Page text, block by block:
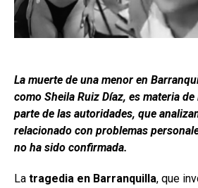
La muerte de una menor en
como Sheila Ruiz Díaz, es materia
parte de las autoridades, que
relacionado con problemas
no ha sido confirmada.
La tragedia en Barranquilla, que